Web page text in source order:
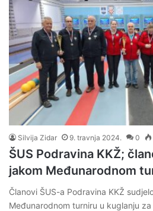
Silvija Zidar 9. travnja 2024. 0
ŠUS Podravina KKŽ;
jakom Međunarodnom
Članovi ŠUS-a Podravina KKŽ
Međunarodnom turniru u kuglanju